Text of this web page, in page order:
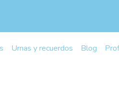
Urnas y recuerdos Blog